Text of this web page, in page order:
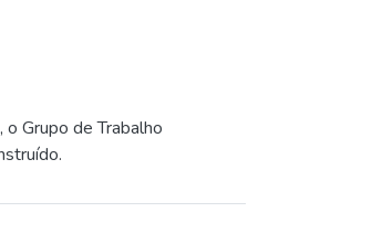
Grupo de Trabalho